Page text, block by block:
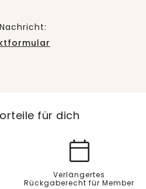
für dich
Verlängertes
Rückgaberecht für Member